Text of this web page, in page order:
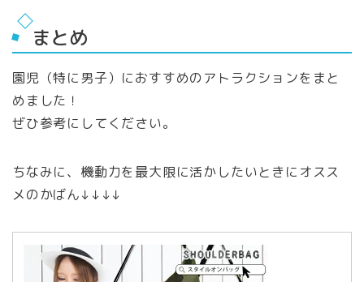
まとめ
園児（特に男子）におすすめのアトラクションをまと
めました！
ぜひ参考にしてください。
ちなみに、機動力を最大限に活かしたいときにオスス
メのかばん↓↓↓↓